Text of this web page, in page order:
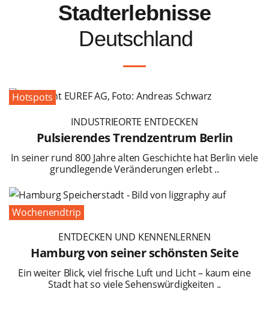
Stadterlebnisse
Deutschland
Hotspots
INDUSTRIEORTE ENTDECKEN
Pulsierendes Trendzentrum Berlin
In seiner rund 800 Jahre alten Geschichte hat Berlin viele
grundlegende Veränderungen erlebt ..
Wochenendtrip
ENTDECKEN UND KENNENLERNEN
Hamburg von seiner schönsten Seite
Ein weiter Blick, viel frische Luft und Licht – kaum eine
Stadt hat so viele Sehenswürdigkeiten ..